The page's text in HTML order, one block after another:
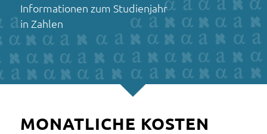
Informationen zum Studienjahr
in Zahlen
MONATLICHE KOSTEN